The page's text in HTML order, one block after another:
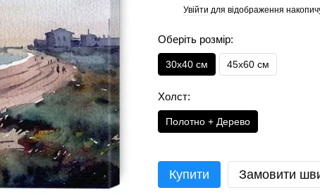
Увійти для відображення
Оберіть розмір:
30х40 см 45х60 см
Холст:
Полотно + Дерево
Купити Замовити